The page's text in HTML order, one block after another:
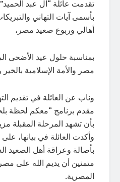
تقدمت عائلة “آل عبد
بأسمى آيات التهاني
أهالي وربوع صعيد مصر،
بمناسبة حلول عيد الأضحى
مصر والأمة الإسلامية
​وناب عن العائلة في تقديم
مقدم برنامج “معكم لحظة
بأن تشهد المرحلة المقبلة
​وأكدت العائلة في بيانها،
بأصالة وعراقة أهل الصعيد
متمنين أن يديم الله على
المصرية.